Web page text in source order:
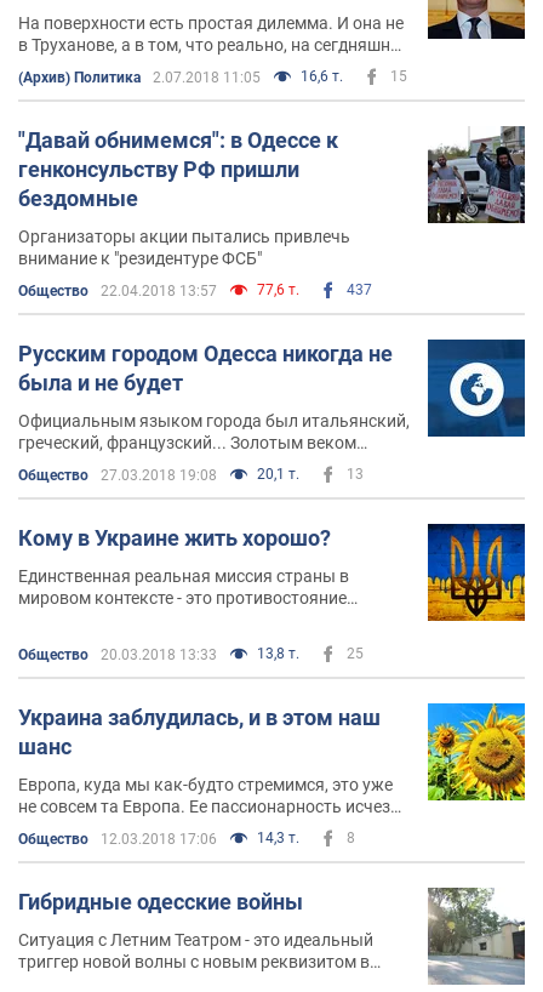
разлагая всяких там шредеров и фифов с
исконным русским размахом
На поверхности есть простая дилемма. И она не
в Труханове, а в том, что реально, на сегдняшний
день, пока, в Одессе нет объективной
альтернативной фигуры, которая смогла бы
(Архив) Политика 2.07.2018 11:05 16,6 т. 15
"Давай обнимемся": в Одессе к
генконсульству РФ пришли
бездомные
Организаторы акции пытались привлечь
внимание к "резидентуре ФСБ"
Общество 22.04.2018 13:57 77,6 т. 437
Русским городом Одесса никогда не
была и не будет
Официальным языком города был итальянский,
греческий, французский... Золотым веком
Одессы управлял князь Воронцов. Который до
19 лет жил и воспитывался в Англии
Общество 27.03.2018 19:08 20,1 т. 13
Кому в Украине жить хорошо?
Единственная реальная миссия страны в
мировом контексте - это противостояние
Общество 20.03.2018 13:33 13,8 т. 25
Украина заблудилась, и в этом наш
шанс
Европа, куда мы как-будто стремимся, это уже
не совсем та Европа. Ее пассионарность исчезла
вместе с Наполеоном, пару вздохов было с Де
Голем и Гарибальди и пассионарный психоз
богатую и молодящуюся старушку с легкой
придурью и ранним альцгеймером
Общество 12.03.2018 17:06 14,3 т. 8
Гибридные одесские войны
Ситуация с Летним Театром - это идеальный
триггер новой волны с новым реквизитом в